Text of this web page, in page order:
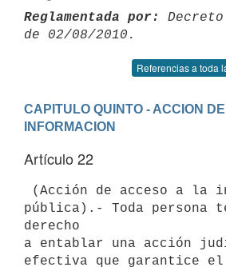
Reglamentada por: Decreto
Referencias a toda
CAPITULO QUINTO - ACCION
INFORMACION
Artículo 22
pública).- Toda persona
derecho
a entablar una acción
efectiva que garantice el